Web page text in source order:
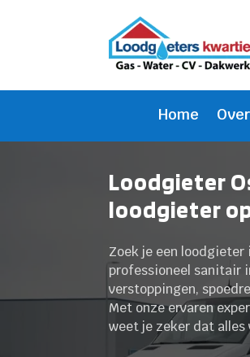
Home
Loodgieter
loodgieter
Zoek je een
professioneel sanitair
verstoppingen,
Met onze ervaren
weet je zeker dat